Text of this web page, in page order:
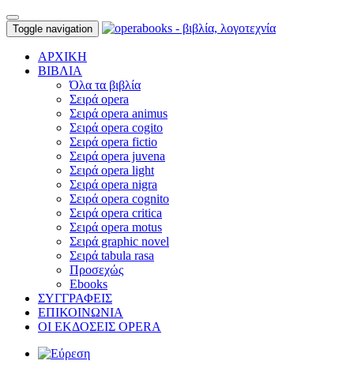
Toggle navigation
ΑΡΧΙΚΗ
ΒΙΒΛΙΑ
Όλα τα βιβλία
Σειρά opera
Σειρά opera animus
Σειρά opera cogito
Σειρά opera fictio
Σειρά opera juvena
Σειρά opera light
Σειρά opera nigra
Σειρά opera cognito
Σειρά opera critica
Σειρά opera motus
Σειρά graphic novel
Σειρά tabula rasa
Προσεχώς
Ebooks
ΣΥΓΓΡΑΦΕΙΣ
ΕΠΙΚΟΙΝΩΝΙΑ
ΟΙ ΕΚΔΟΣΕΙΣ OPERA